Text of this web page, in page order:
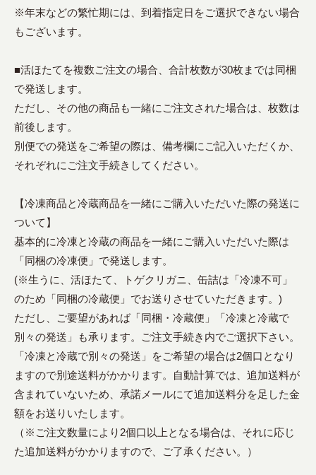
※年末などの繁忙期には、到着指定日をご選択できない場合
もございます。
■活ほたてを複数ご注文の場合、合計枚数が30枚までは同梱
で発送します。
ただし、その他の商品も一緒にご注文された場合は、枚数は
前後します。
別便での発送をご希望の際は、備考欄にご記入いただくか、
それぞれにご注文手続きしてください。
【冷凍商品と冷蔵商品を一緒にご購入いただいた際の発送に
ついて】
基本的に冷凍と冷蔵の商品を一緒にご購入いただいた際は
「同梱の冷凍便」で発送します。
(※生うに、活ほたて、トゲクリガニ、缶詰は「冷凍不可」
のため「同梱の冷蔵便」でお送りさせていただきます。)
ただし、ご要望があれば「同梱・冷蔵便」「冷凍と冷蔵で
別々の発送」も承ります。ご注文手続き内でご選択下さい。
「冷凍と冷蔵で別々の発送」をご希望の場合は2個口となり
ますので別途送料がかかります。自動計算では、追加送料が
含まれていないため、承諾メールにて追加送料分を足した金
額をお送りいたします。
（※ご注文数量により2個口以上となる場合は、それに応じ
た追加送料がかかりますので、ご了承ください。）